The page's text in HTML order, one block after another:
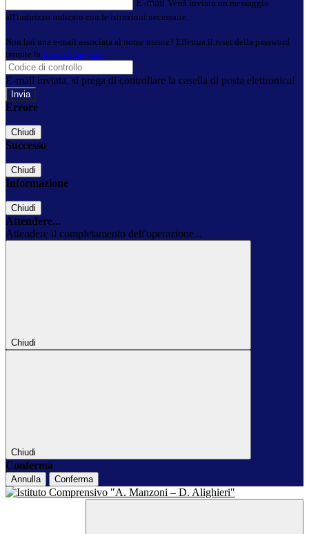
E-mail Verrà inviato un messaggio
all'indirizzo indicato con le istruzioni necessarie.
Non hai una e-mail associata al nome utente? Effettua il reset della password
tramite la Login Spaggiari
E-mail inviata, si prega di controllare la casella di posta elettronica!
Errore
Chiudi
Successo
Chiudi
Informazione
Chiudi
Attendere...
Attendere il completamento dell'operazione...
Chiudi
Chiudi
Conferma
Annulla Conferma